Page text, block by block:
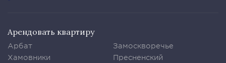
Арендовать квартиру
Арбат
Хамовники
Замоскворечье
Пресненский